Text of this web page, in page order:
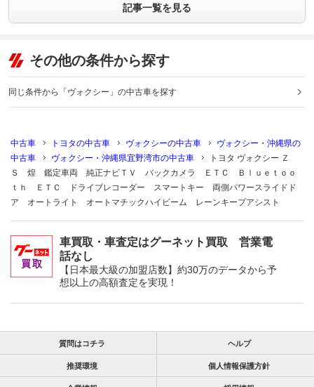
記事一覧を見る
その他の条件から探す
同じ条件から「ヴォクシー」の中古車を探す
中古車 トヨタの中古車 ヴォクシーの中古車
ヴォクシー・沖縄県の
中古車
ヴォクシー・沖縄県宜野湾市の中古車
トヨタ ヴォクシー Ｚ
Ｓ 煌 鑑定車両 純正ナビＴＶ バックカメラ ＥＴＣ Ｂｌｕｅｔｏｏ
ｔｈ ＥＴＣ ドライブレコーダー スマートキー 両側パワースライドド
ア オートライト オートマチックハイビーム レーンキープアシスト
車買取・車査定はグーネット買取 営業電
話なし
【日本最大級の加盟店数】約30万のデータから予
想以上の高額査定を実現！
質問はコチラ ヘルプ
推奨環境 個人情報保護方針